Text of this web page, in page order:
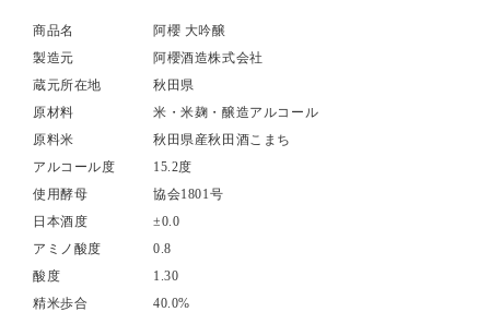
商品名
阿櫻 大吟醸
製造元
阿櫻酒造株式会社
蔵元所在地
秋田県
原材料
米・米麹・醸造アルコール
原料米
秋田県産秋田酒こまち
アルコール度
15.2度
使用酵母
協会1801号
日本酒度
±0.0
アミノ酸度
0.8
酸度
1.30
精米歩合
40.0%